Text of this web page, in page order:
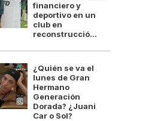
financiero y
deportivo en un
club en
reconstrucció...
¿Quién se va el
lunes de Gran
Hermano
Generación
Dorada? ¿Juani
Car o Sol?